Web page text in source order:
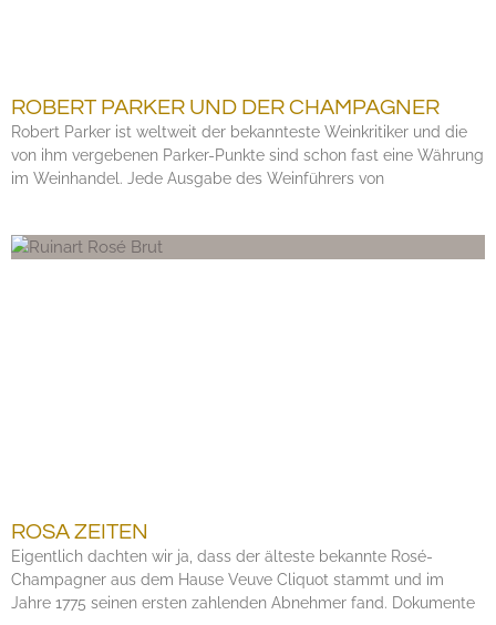
ROBERT PARKER UND DER CHAMPAGNER
Robert Parker ist weltweit der bekannteste Weinkritiker und die
von ihm vergebenen Parker-Punkte sind schon fast eine Währung
im Weinhandel. Jede Ausgabe des Weinführers von
ROSA ZEITEN
Eigentlich dachten wir ja, dass der älteste bekannte Rosé-
Champagner aus dem Hause Veuve Cliquot stammt und im
Jahre 1775 seinen ersten zahlenden Abnehmer fand. Dokumente